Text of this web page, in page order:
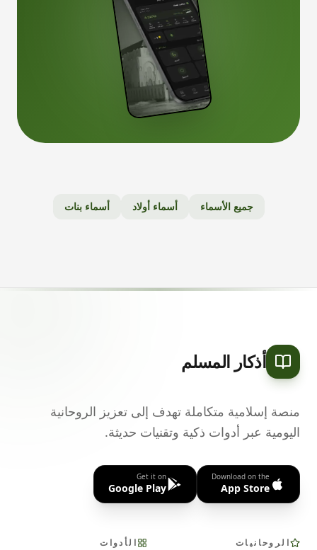
جميع الأسماء أسماء أولاد أسماء بنات
أذكار المسلم
منصة إسلامية متكاملة تهدف إلى تعزيز الروحانية
اليومية عبر أدوات ذكية وتقنيات حديثة.
Download on the
App Store
Get it on
Google Play
الروحانيات الأدوات